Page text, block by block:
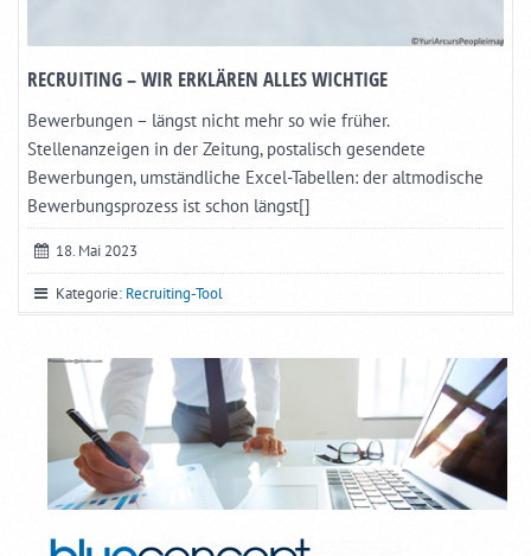
RECRUITING – WIR ERKLÄREN ALLES WICHTIGE
Bewerbungen – längst nicht mehr so wie früher.
Stellenanzeigen in der Zeitung, postalisch gesendete
Bewerbungen, umständliche Excel-Tabellen: der altmodische
Bewerbungsprozess ist schon längst[]
18. Mai 2023
Kategorie: Recruiting-Tool